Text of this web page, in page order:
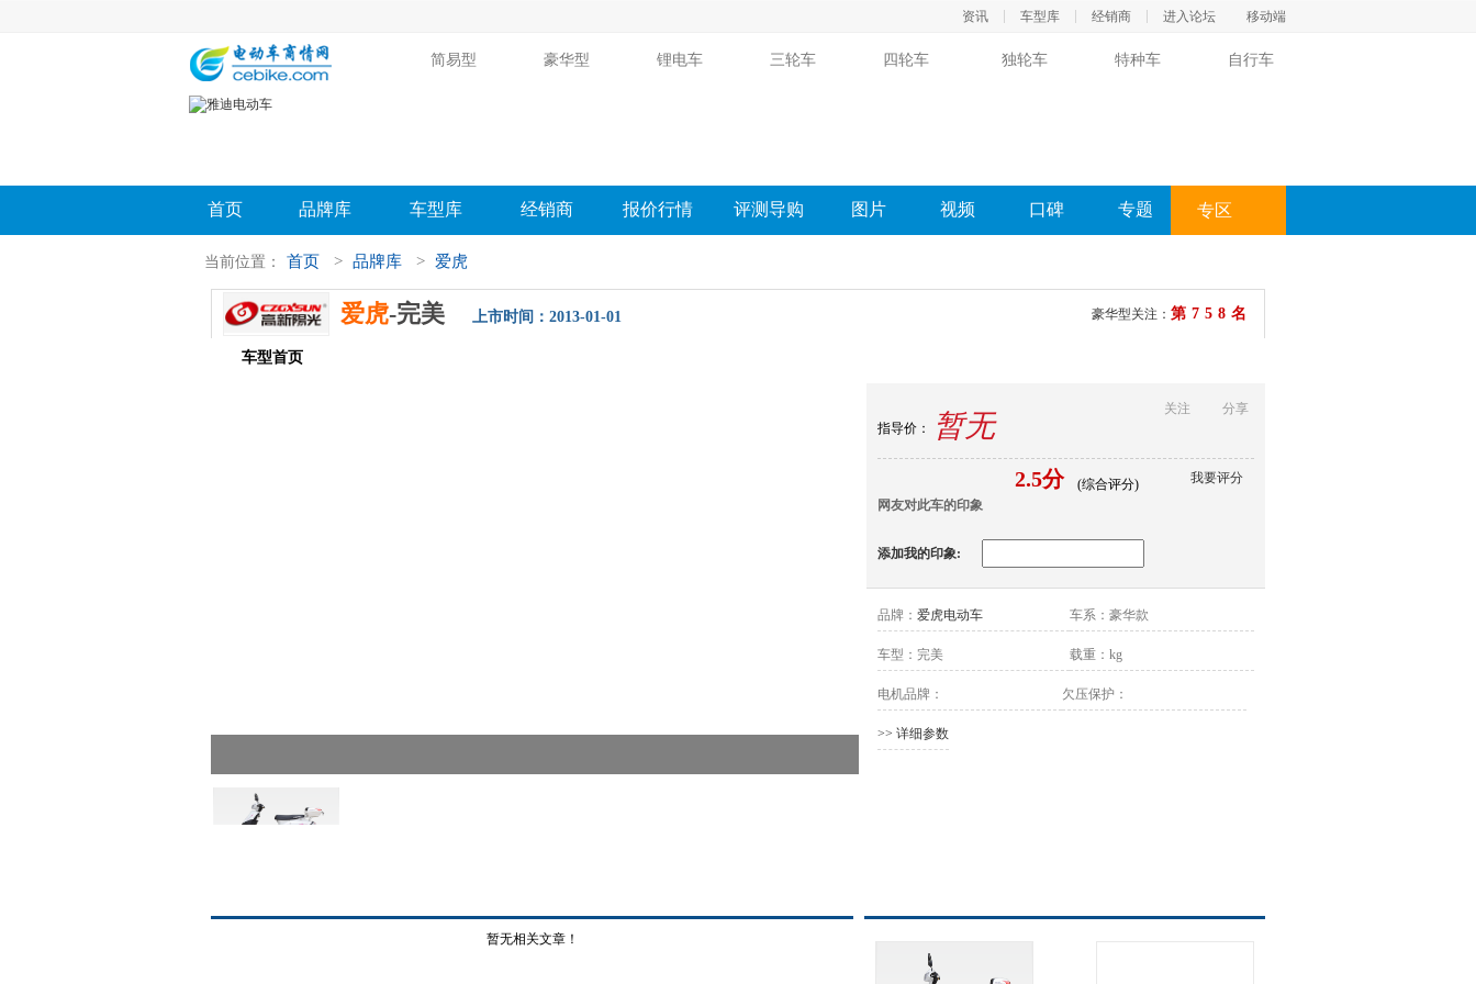
资讯 车型库 经销商 进入论坛 移动端
简易型 豪华型 锂电车 三轮车 四轮车 独轮车 特种车 自行车
首页 品牌库 车型库 经销商 报价行情 评测导购 图片 视频 口碑 专题 专区
当前位置： 首页 > 品牌库 > 爱虎
豪华型关注： 第758名
爱虎-完美 上市时间：2013-01-01
车型首页
指导价： 暂无 关注 分享
2.5分 (综合评分)
我要评分
网友对此车的印象
添加我的印象:
品牌： 爱虎电动车 车系： 豪华款
车型： 完美 载重： kg
电机品牌： 欠压保护：
>> 详细参数
暂无相关文章！